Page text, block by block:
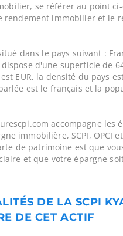
se référer au point
rendement immobilier et le
dans le pays suivant :
d'une superficie de
EUR, la densité du pays
est le français et la
accompagne les
immobilière, SCPI, OPCI
de patrimoine est que
et que votre épargne
DE LA SCPI
DE CET ACTIF